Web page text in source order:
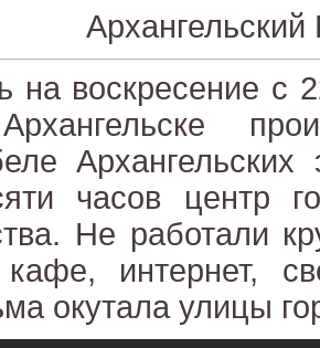
на воскресение с
Архангельских
часов центр
Не работали
кафе, интернет,
окутала улицы